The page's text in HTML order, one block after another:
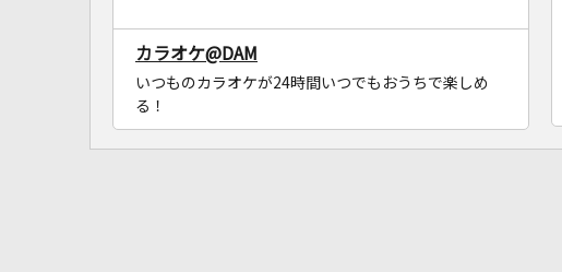
カラオケ@DAM
いつものカラオケが24時間いつでもおうちで楽しめ
る！